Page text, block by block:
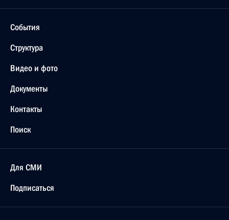
События
Структура
Видео и фото
Документы
Контакты
Поиск
Для СМИ
Подписаться